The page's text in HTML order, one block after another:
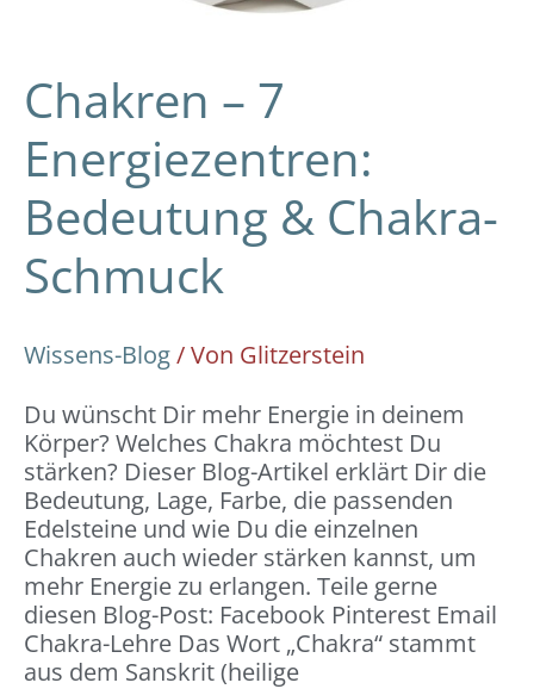
Chakren – 7
Energiezentren:
Bedeutung & Chakra-
Schmuck
Wissens-Blog/ Von Glitzerstein
Du wünscht Dir mehr Energie in deinem
Körper? Welches Chakra möchtest Du
stärken? Dieser Blog-Artikel erklärt Dir die
Bedeutung, Lage, Farbe, die passenden
Edelsteine und wie Du die einzelnen
Chakren auch wieder stärken kannst, um
mehr Energie zu erlangen. Teile gerne
diesen Blog-Post: Facebook Pinterest Email
Chakra-Lehre Das Wort „Chakra“ stammt
aus dem Sanskrit (heilige